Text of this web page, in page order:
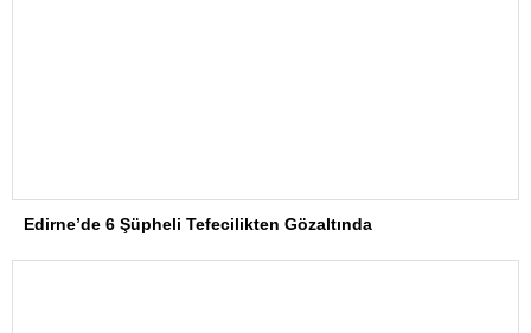
Edirne’de 6 Şüpheli Tefecilikten Gözaltında